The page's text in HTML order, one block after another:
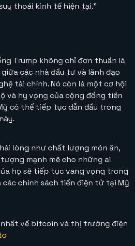
thoái kinh tế hiện tại.”
Trump không chỉ đơn thuần là
các nhà đầu tư và lãnh đạo
tài chính. Nó còn là một cơ hội
và hy vọng của cộng đồng tiền
có thể tiếp tục dẫn đầu trong
lòng như chất lượng món ăn,
mạnh mẽ cho những ai
họ sẽ tiếp tục vang vọng trong
chính sách tiền điện tử tại Mỹ
về bitcoin và thị trường điện